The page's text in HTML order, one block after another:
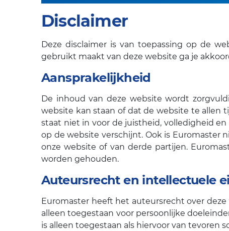
Disclaimer
Deze disclaimer is van toepassing op de
gebruikt maakt van deze website ga je
Aansprakelijkheid
De inhoud van deze website wordt
website kan staan of dat de website te allen
staat niet in voor de juistheid, volledigheid
op de website verschijnt. Ook is Euromaster
onze website of van derde partijen.
worden gehouden.
Auteursrecht en intellectuele
Euromaster heeft het auteursrecht over
alleen toegestaan voor persoonlijke
is alleen toegestaan als hiervoor van tevoren